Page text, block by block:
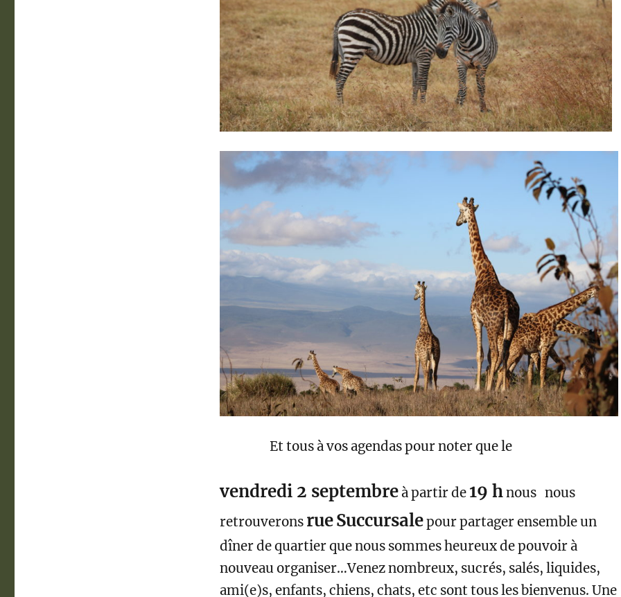
Et tous à vos agendas pour noter que le
vendredi 2 septembreà partir de 19 hnous nous
retrouverons rueSuccursalepour partager ensemble un
dîner de quartier que nous sommes heureux de pouvoir à
nouveau organiser…Venez nombreux, sucrés, salés, liquides,
ami(e)s, enfants, chiens, chats, etc sont tous les bienvenus. Une